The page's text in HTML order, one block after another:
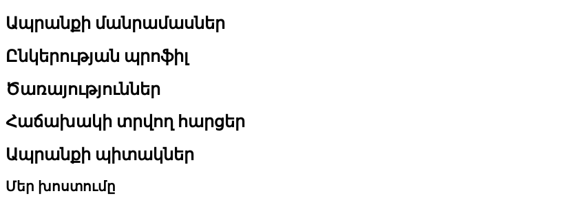
Ապրանքի մանրամասներ
Ընկերության պրոֆիլ
Ծառայություններ
Հաճախակի տրվող հարցեր
Ապրանքի պիտակներ
Մեր խոստումը